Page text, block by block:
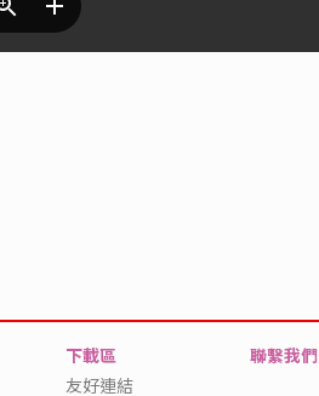
下載區
友好連結
聯繫我們